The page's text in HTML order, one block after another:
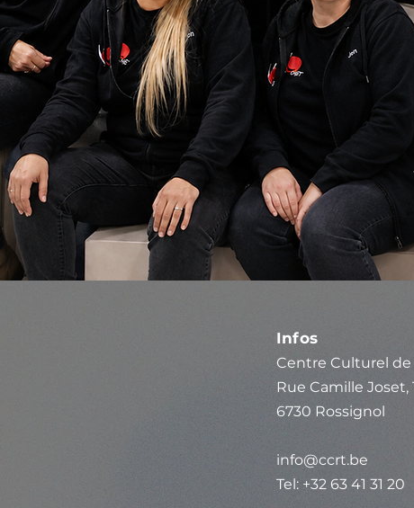
Infos
Centre Culturel
Rue Camille Joset,
6730 Rossignol
info@ccrt.be
Tel: +32 63 41 31 20